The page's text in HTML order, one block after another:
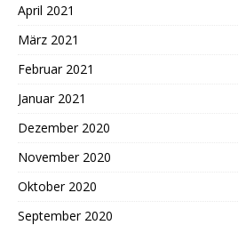
April 2021
März 2021
Februar 2021
Januar 2021
Dezember 2020
November 2020
Oktober 2020
September 2020